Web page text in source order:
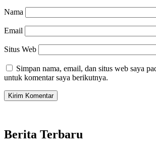
Nama
Email
Situs Web
Simpan nama, email, dan situs web saya
untuk komentar saya berikutnya.
Berita Terbaru